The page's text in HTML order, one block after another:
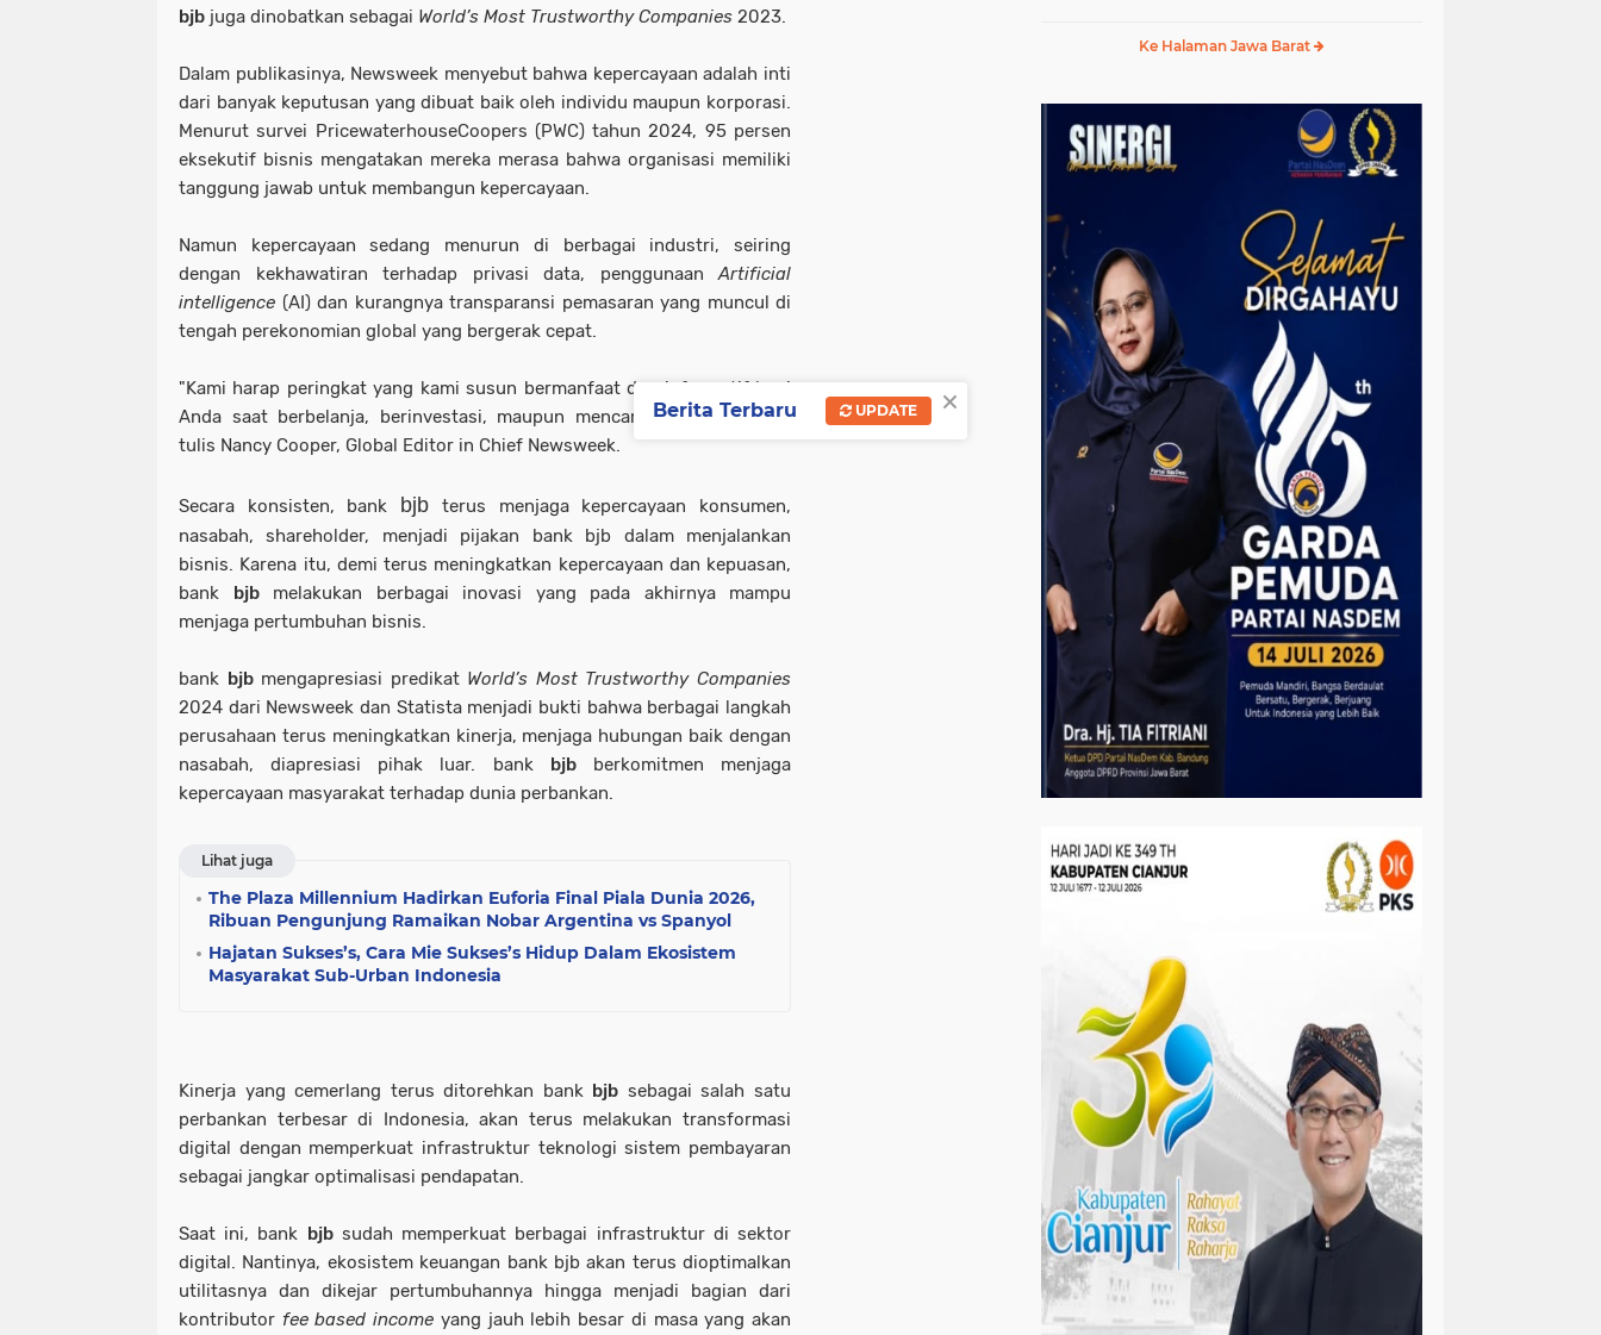
bjb juga dinobatkan sebagai World’s Most Trustworthy Companies 2023.
Dalam publikasinya, Newsweek menyebut bahwa kepercayaan adalah inti
dari banyak keputusan yang dibuat baik oleh individu maupun korporasi.
Menurut survei PricewaterhouseCoopers (PWC) tahun 2024, 95 persen
eksekutif bisnis mengatakan mereka merasa bahwa organisasi memiliki
tanggung jawab untuk membangun kepercayaan.
Namun kepercayaan sedang menurun di berbagai industri, seiring
dengan kekhawatiran terhadap privasi data, penggunaanArtificial
intelligence (AI) dan kurangnya transparansi pemasaran yang muncul di
tengah perekonomian global yang bergerak cepat.
"Kami harap peringkat yang kami susun bermanfaat dan informatif bagi
Anda saat berbelanja, berinvestasi, maupun mencari pekerjaan baru,”
tulis Nancy Cooper, Global Editor in Chief Newsweek.
Secara konsisten, bank bjb terus menjaga kepercayaan konsumen,
nasabah, shareholder, menjadi pijakan bank bjb dalam menjalankan
bisnis. Karena itu, demi terus meningkatkan kepercayaan dan kepuasan,
bank bjbmelakukan berbagai inovasi yang pada akhirnya mampu
menjaga pertumbuhan bisnis.
bank bjbmengapresiasi predikat World’s Most Trustworthy Companies
2024 dari Newsweek dan Statista menjadi bukti bahwa berbagai langkah
perusahaan terus meningkatkan kinerja, menjaga hubungan baik dengan
nasabah, diapresiasi pihak luar. bank bjbberkomitmen menjaga
kepercayaan masyarakat terhadap dunia perbankan.
Lihat juga
The Plaza Millennium Hadirkan Euforia Final Piala Dunia 2026,
Ribuan Pengunjung Ramaikan Nobar Argentina vs Spanyol
Hajatan Sukses’s, Cara Mie Sukses’s Hidup Dalam Ekosistem
Masyarakat Sub-Urban Indonesia
Kinerja yang cemerlang terus ditorehkan bank bjb sebagai salah satu
perbankan terbesar di Indonesia, akan terus melakukan transformasi
digital dengan memperkuat infrastruktur teknologi sistem pembayaran
sebagai jangkar optimalisasi pendapatan.
Saat ini, bank bjbsudah memperkuat berbagai infrastruktur di sektor
digital. Nantinya, ekosistem keuangan bank bjb akan terus dioptimalkan
utilitasnya dan dikejar pertumbuhannya hingga menjadi bagian dari
kontributor fee based income yang jauh lebih besar di masa yang akan
Ke Halaman Jawa Barat
×
Berita Terbaru UPDATE